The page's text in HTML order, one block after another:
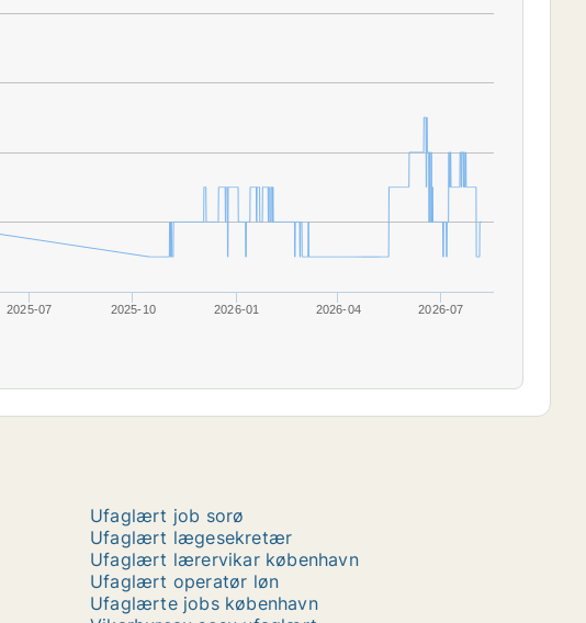
2025-07 2025-10 2026-01 2026-04 2026-07
Ufaglært job sorø
Ufaglært lægesekretær
Ufaglært lærervikar københavn
Ufaglært operatør løn
Ufaglærte jobs københavn